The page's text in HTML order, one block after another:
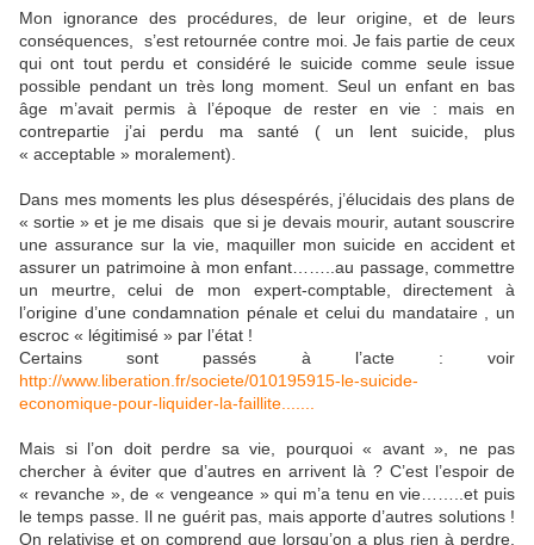
Mon ignorance des procédures, de leur origine, et de leurs
conséquences,
s’est retournée contre moi. Je fais partie de ceux
qui ont tout perdu et considéré le suicide comme seule issue
possible pendant un très long moment. Seul un enfant en bas
âge m’avait permis à l’époque de rester en vie : mais en
contrepartie j’ai perdu ma santé ( un lent suicide, plus
« acceptable » moralement).
Dans mes moments les plus désespérés, j’élucidais des plans de
« sortie » et je me disais que si je devais mourir, autant souscrire
une assurance sur la vie, maquiller mon suicide en accident et
assurer un patrimoine à mon enfant……..au passage, commettre
un meurtre, celui de mon expert-comptable, directement à
l’origine d’une condamnation pénale et celui du mandataire , un
escroc « légitimisé » par l’état !
Certains sont passés à l’acte : voir
http://www.liberation.fr/societe/010195915-le-suicide-
economique-pour-liquider-la-faillite.......
Mais si l’on doit perdre sa vie, pourquoi « avant », ne pas
chercher à éviter que d’autres en arrivent là ? C’est l’espoir de
« revanche », de « vengeance » qui m’a tenu en vie……..et puis
le temps passe. Il ne guérit pas, mais apporte d’autres solutions !
On relativise et on comprend que lorsqu’on a plus rien à perdre,